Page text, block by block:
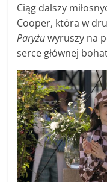
Ciąg dalszy
Cooper, która w
Paryżuwyruszy na
serce głównej